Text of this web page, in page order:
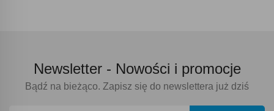
Newsletter - Nowości i promocje
Bądź na bieżąco. Zapisz się do newslettera już dziś